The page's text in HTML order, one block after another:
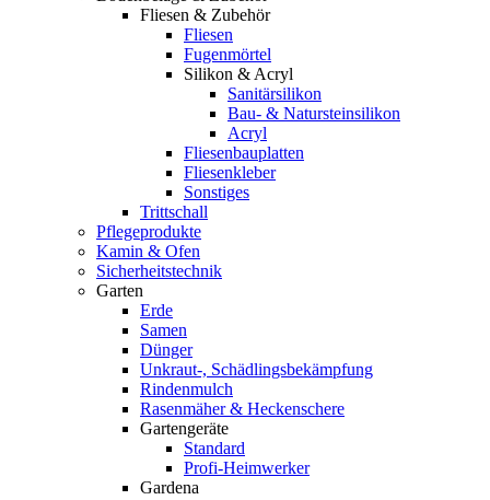
Fliesen & Zubehör
Fliesen
Fugenmörtel
Silikon & Acryl
Sanitärsilikon
Bau- & Natursteinsilikon
Acryl
Fliesenbauplatten
Fliesenkleber
Sonstiges
Trittschall
Pflegeprodukte
Kamin & Ofen
Sicherheitstechnik
Garten
Erde
Samen
Dünger
Unkraut-, Schädlingsbekämpfung
Rindenmulch
Rasenmäher & Heckenschere
Gartengeräte
Standard
Profi-Heimwerker
Gardena